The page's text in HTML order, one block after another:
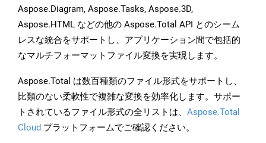
Aspose.Diagram, Aspose.Tasks, Aspose.3D,
Aspose.HTML などの他の Aspose.Total API とのシーム
レスな統合をサポートし、アプリケーション間で包括的
なマルチフォーマットファイル変換を実現します。
Aspose.Total は数百種類のファイル形式をサポートし、
比類のない柔軟性で複雑な変換を効率化します。サポー
トされているファイル形式の全リストは、 Aspose.Total
Cloud プラットフォームでご確認ください。